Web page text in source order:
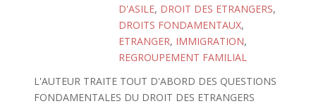
D'ASILE, DROIT DES ETRANGERS,
DROITS FONDAMENTAUX,
ETRANGER, IMMIGRATION,
REGROUPEMENT FAMILIAL
L'AUTEUR TRAITE TOUT D'ABORD DES QUESTIONS
FONDAMENTALES DU DROIT DES ETRANGERS